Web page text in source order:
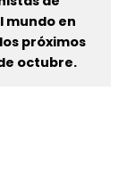
mundo en
próximos
de octubre.